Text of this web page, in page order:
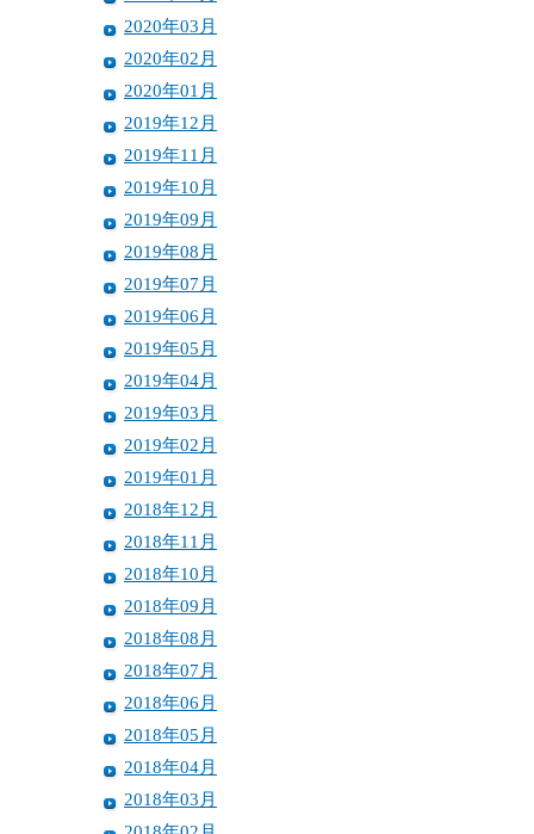
2020年03月
2020年02月
2020年01月
2019年12月
2019年11月
2019年10月
2019年09月
2019年08月
2019年07月
2019年06月
2019年05月
2019年04月
2019年03月
2019年02月
2019年01月
2018年12月
2018年11月
2018年10月
2018年09月
2018年08月
2018年07月
2018年06月
2018年05月
2018年04月
2018年03月